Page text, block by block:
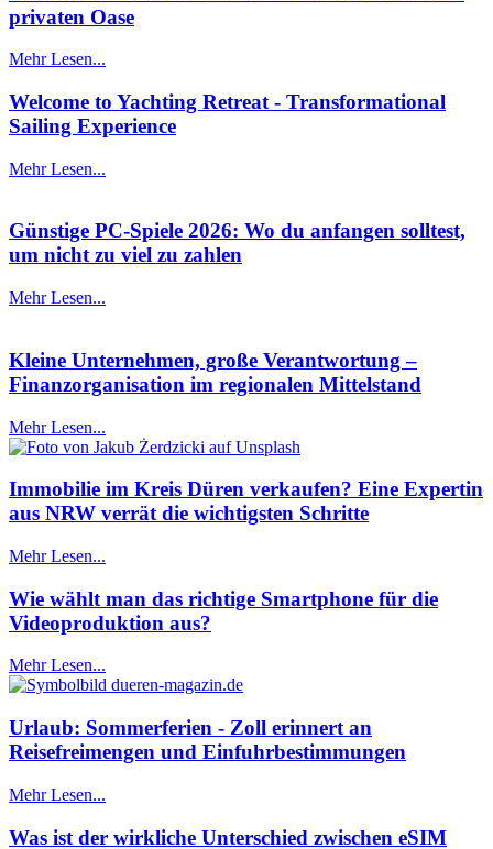
privaten Oase
Mehr Lesen...
Welcome to Yachting Retreat - Transformational
Sailing Experience
Mehr Lesen...
Günstige PC-Spiele 2026: Wo du anfangen solltest,
um nicht zu viel zu zahlen
Mehr Lesen...
Kleine Unternehmen, große Verantwortung –
Finanzorganisation im regionalen Mittelstand
Mehr Lesen...
Immobilie im Kreis Düren verkaufen? Eine Expertin
aus NRW verrät die wichtigsten Schritte
Mehr Lesen...
Wie wählt man das richtige Smartphone für die
Videoproduktion aus?
Mehr Lesen...
Urlaub: Sommerferien - Zoll erinnert an
Reisefreimengen und Einfuhrbestimmungen
Mehr Lesen...
Was ist der wirkliche Unterschied zwischen eSIM